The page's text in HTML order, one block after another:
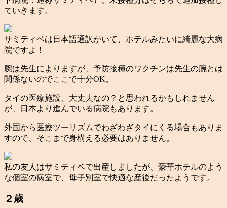
ていきます。
サミティベは日本語通訳がいて、ホテルみたいに綺麗な大病
院ですよ！
腕は先生によりますが、予防接種のワクチンは先生の腕とは
関係ないのでここで十分OK。
タイの医療施設、大丈夫なの？と思われるかもしれません
が、日本より進んでいる病院もあります。
外国から医療ツーリズムでわざわざタイにくる場合もありま
すので、そこまで身構える必要はありません。
私の友人はサミティベで出産しましたが、豪華ホテルのよう
な個室の病室で、母子別室で快適な産後だったようです。
２歳